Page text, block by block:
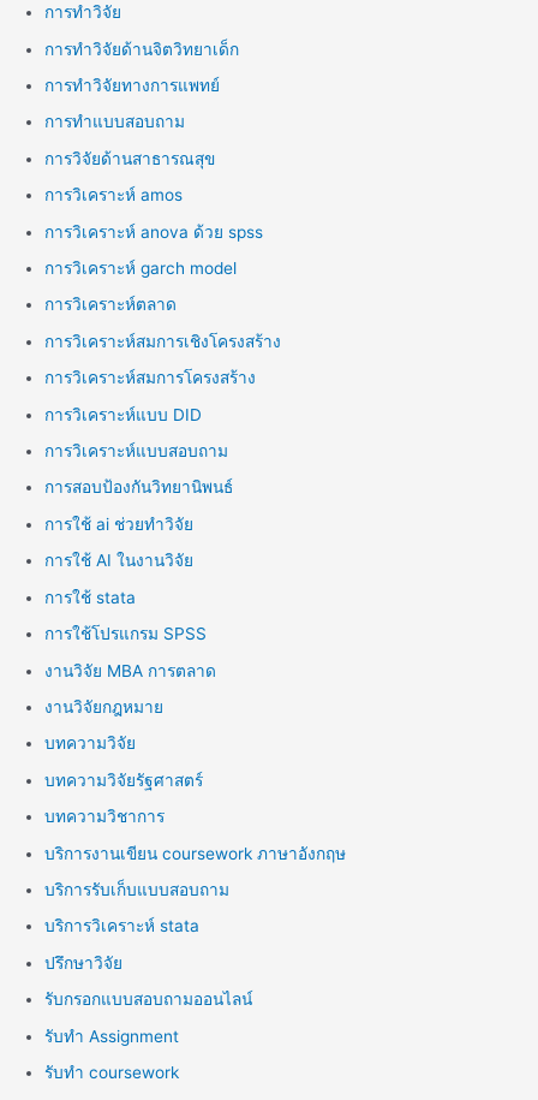
การทำวิจัย
การทำวิจัยด้านจิตวิทยาเด็ก
การทำวิจัยทางการแพทย์
การทำแบบสอบถาม
การวิจัยด้านสาธารณสุข
การวิเคราะห์ amos
การวิเคราะห์ anova ด้วย spss
การวิเคราะห์ garch model
การวิเคราะห์ตลาด
การวิเคราะห์สมการเชิงโครงสร้าง
การวิเคราะห์สมการโครงสร้าง
การวิเคราะห์แบบ DID
การวิเคราะห์แบบสอบถาม
การสอบป้องกันวิทยานิพนธ์
การใช้ ai ช่วยทำวิจัย
การใช้ AI ในงานวิจัย
การใช้ stata
การใช้โปรแกรม SPSS
งานวิจัย MBA การตลาด
งานวิจัยกฎหมาย
บทความวิจัย
บทความวิจัยรัฐศาสตร์
บทความวิชาการ
บริการงานเขียน coursework ภาษาอังกฤษ
บริการรับเก็บแบบสอบถาม
บริการวิเคราะห์ stata
ปรึกษาวิจัย
รับกรอกแบบสอบถามออนไลน์
รับทำ Assignment
รับทำ coursework